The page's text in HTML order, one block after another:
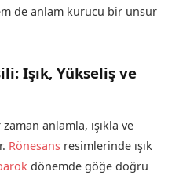
de anlam kurucu bir unsur
Işık, Yükseliş ve
zaman anlamla, ışıkla ve
Rönesans resimlerinde ışık
dönemde göğe doğru